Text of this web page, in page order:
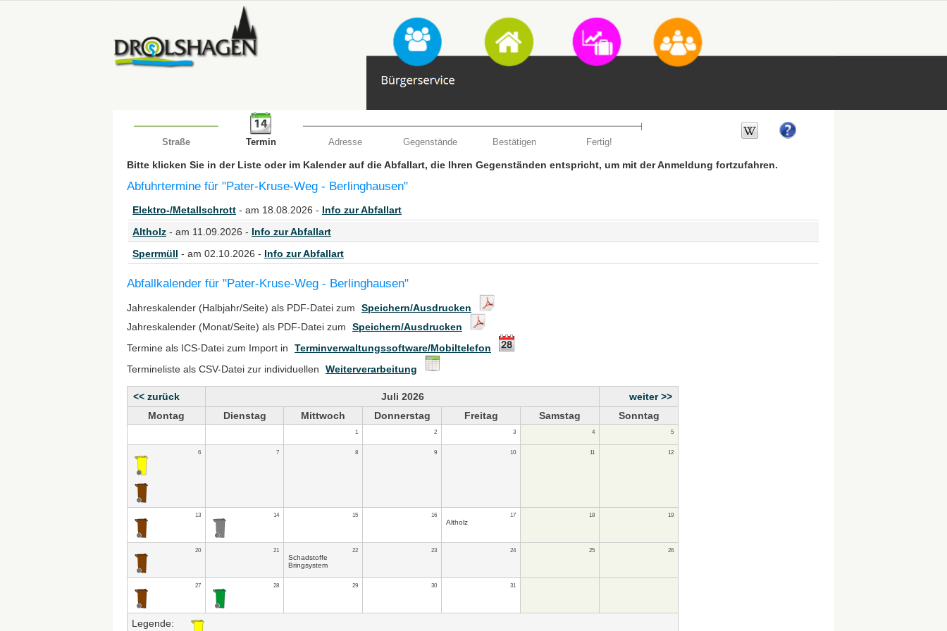
Straße Termin Adresse Gegenstände Bestätigen Fertig!
Bitte klicken Sie in der Liste oder im Kalender auf die Abfallart, die Ihren Gegenständen entspricht, um mit der Anmeldung fortzufahren.
Abfuhrtermine für "Pater-Kruse-Weg - Berlinghausen"
Elektro-/Metallschrott - am 18.08.2026 - Info zur Abfallart
Altholz - am 11.09.2026 - Info zur Abfallart
Sperrmüll - am 02.10.2026 - Info zur Abfallart
Abfallkalender für "Pater-Kruse-Weg - Berlinghausen"
Jahreskalender (Halbjahr/Seite) als PDF-Datei zum
Speichern/Ausdrucken
Jahreskalender (Monat/Seite) als PDF-Datei zum
Speichern/Ausdrucken
Termine als ICS-Datei zum Import in
Terminverwaltungssoftware/Mobiltelefon
Termineliste als CSV-Datei zur individuellen
Weiterverarbeitung
<< zurück Juli 2026
weiter >>
Montag
Dienstag Mittwoch Donnerstag Freitag Samstag Sonntag
1 2 3 4 5
6 7 8 9 10 11 12
13 14 15 16 17
Altholz
18 19
20 21 22
Schadstoffe
Bringsystem
23 24 25 26
27 28 29 30 31
Legende: